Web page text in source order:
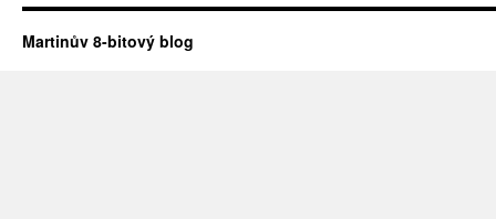
Martinův 8-bitový blog